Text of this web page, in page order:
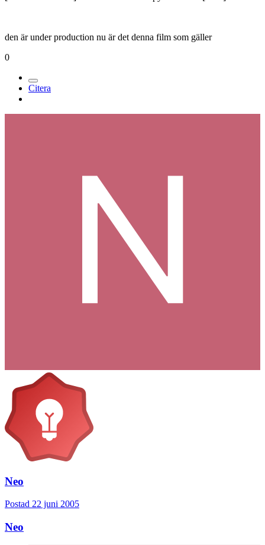
den är under production nu är det denna film som gäller
0
Citera
Neo
Postad 22 juni 2005
Neo